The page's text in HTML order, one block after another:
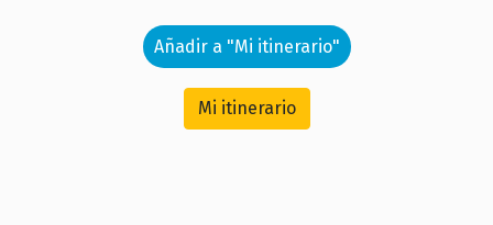
Añadir a "Mi itinerario"
Mi itinerario